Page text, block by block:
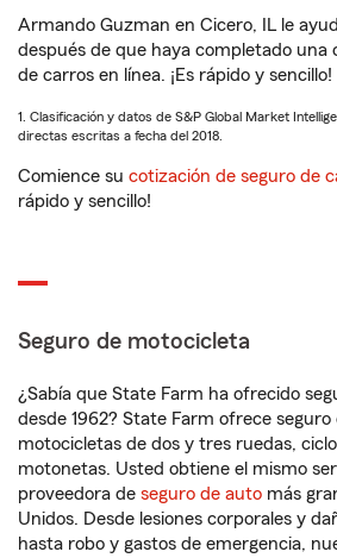
Armando Guzman en Cicero, IL le
después de que haya completado una
de carros en línea. ¡Es rápido y sencillo!
1. Clasificación y datos de S&P Global Market
directas escritas a fecha del 2018.
Comience su cotización de seguro de
rápido y sencillo!
Seguro de motocicleta
¿Sabía que State Farm ha ofrecido
desde 1962? State Farm ofrece
motocicletas de dos y tres ruedas,
motonetas. Usted obtiene el mismo
proveedora de seguro de auto más
Unidos. Desde lesiones corporales y
hasta robo y gastos de emergencia,